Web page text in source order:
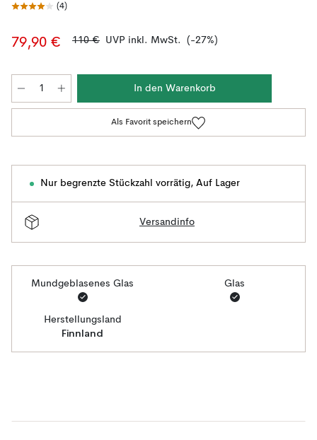
(4)
79,90 € 110 € UVP inkl. MwSt. (-27%)
In den Warenkorb
Als Favorit speichern
Nur begrenzte Stückzahl vorrätig, Auf Lager
Versandinfo
Mundgeblasenes Glas Glas
Herstellungsland
Finnland